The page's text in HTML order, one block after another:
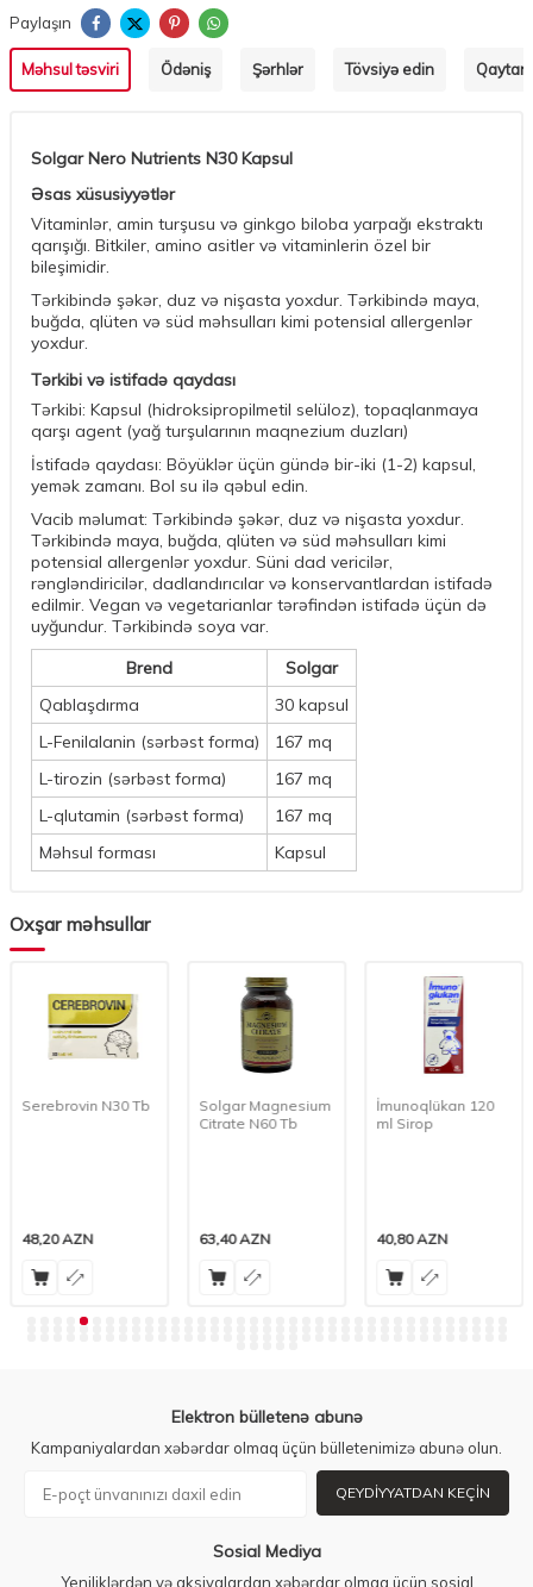
Paylaşın
Məhsul təsviri Ödəniş Şərhlər Tövsiyə edin
Solgar Nero Nutrients N30 Kapsul
Əsas xüsusiyyətlər
Vitaminlər, amin turşusu və ginkgo biloba yarpağı ekstraktı
qarışığı. Bitkiler, amino asitler və vitaminlerin özel bir
bileşimidir.
Tərkibində şəkər, duz və nişasta yoxdur. Tərkibində maya,
buğda, qlüten və süd məhsulları kimi potensial allergenlər
yoxdur.
Tərkibi və istifadə qaydası
Tərkibi: Kapsul (hidroksipropilmetil selüloz), topaqlanmaya
qarşı agent (yağ turşularının maqnezium duzları)
İstifadə qaydası: Böyüklər üçün gündə bir-iki (1-2) kapsul,
yemək zamanı. Bol su ilə qəbul edin.
Vacib məlumat: Tərkibində şəkər, duz və nişasta yoxdur.
Tərkibində maya, buğda, qlüten və süd məhsulları kimi
potensial allergenlər yoxdur. Süni dad vericilər,
rəngləndiricilər, dadlandırıcılar və konservantlardan istifadə
edilmir. Vegan və vegetarianlar tərəfindən istifadə üçün də
uyğundur. Tərkibində soya var.
Brend
Solgar
Qablaşdırma
30 kapsul
L-Fenilalanin (sərbəst forma)
167 mq
L-tirozin (sərbəst forma)
167 mq
L-qlutamin (sərbəst forma)
167 mq
Məhsul forması
Kapsul
Oxşar məhsullar
Serebrovin N30 Tb
48,20AZN
Solgar Magnesium
Citrate N60 Tb
63,40AZN
İmunoqlükan 120
ml Sirop
40,80AZN
Elektron bülletenə abunə
Kampaniyalardan xəbərdar olmaq üçün bülletenimizə abunə olun.
QEYDIYYATDAN KEÇIN
Sosial Mediya
Yeniliklərdən və aksiyalardan xəbərdar olmaq üçün sosial